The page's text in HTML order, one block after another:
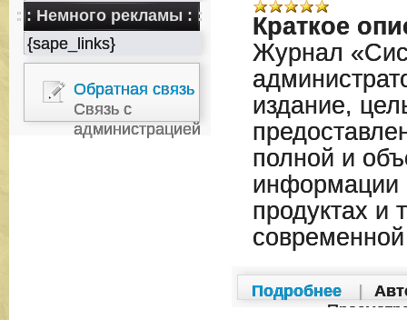
: : Немного рекламы : :
{sape_links}
Обратная связь
Связь с
администрацией
Краткое
Журнал
издание,
полной и
информации
продуктах и
Подробнее